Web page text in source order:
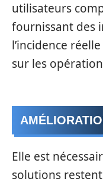
utilisateurs
fournissant des
l’incidence
sur les
Elle est
solutions